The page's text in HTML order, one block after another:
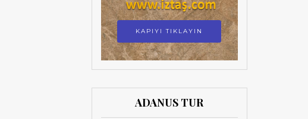
KAPIYI TIKLAYIN
ADANUS TUR